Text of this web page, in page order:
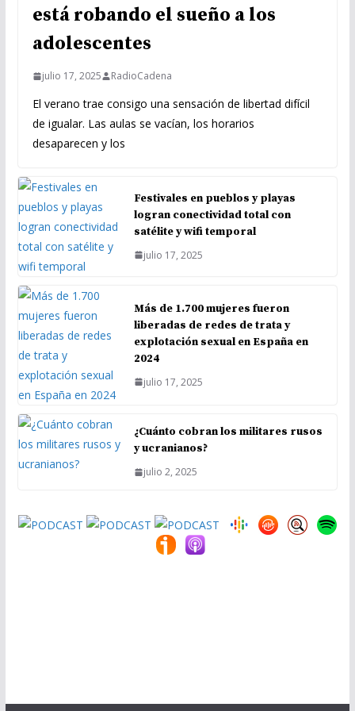
está robando el sueño a los
adolescentes
julio 17, 2025 RadioCadena
El verano trae consigo una sensación de libertad difícil
de igualar. Las aulas se vacían, los horarios
desaparecen y los
Festivales en pueblos y playas
logran conectividad total con
satélite y wifi temporal
julio 17, 2025
Más de 1.700 mujeres fueron
liberadas de redes de trata y
explotación sexual en España en
2024
julio 17, 2025
¿Cuánto cobran los militares rusos
y ucranianos?
julio 2, 2025